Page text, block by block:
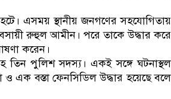
এসময় স্থানীয় জনগণের সহযোগিতায়
রুহুল আমীন। পরে তাকে উদ্ধার করে
করেন।
পুলিশ সদস্য। একই সঙ্গে ঘটনাস্থল
এক বস্তা ফেনসিডিল উদ্ধার হয়েছে বলে